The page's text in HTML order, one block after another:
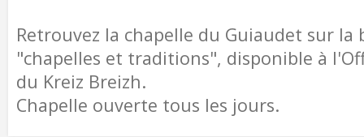
Retrouvez la chapelle du Guiaudet sur la
"chapelles et traditions", disponible à
du Kreiz Breizh.
Chapelle ouverte tous les jours.